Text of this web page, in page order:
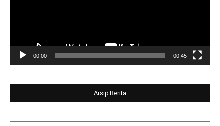
00:00 00:45
Arsip Berita
Arsip